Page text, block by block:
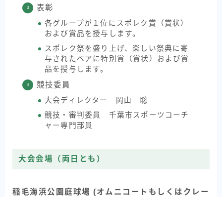
表彰
各グループが１位にスポレク賞（賞状）
および賞品を授与します。
スポレク祭を盛り上げ、楽しい祭典に寄
与されたベアに特別賞（賞状）および賞
品を授与します。
競技委員
大会ディレクター 岡山 聡
競技・審判委員 千葉市スポーツコーチ
ャー専門部員
大会会場（両日とも）
稲毛海浜公園庭球場 (オムニコートもしくはクレー